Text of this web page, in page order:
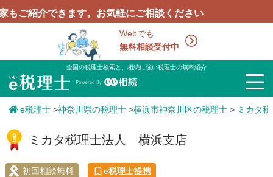
Webでも
無料相談受付中
できます。お気軽にご相談ください
全国の税理士検索と、相続に強い税理士の無料紹介
e税理士>神奈川県の税理士>横浜市神奈川区の税理士> ミカタ
ミカタ税理士法人 横浜支店
初回相談無料
e税理士提携